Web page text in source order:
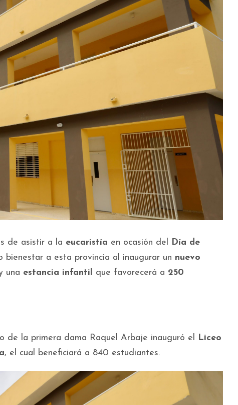
de asistir a la eucaristía en ocasión del Día de
bienestar a esta provincia al inaugurar un nuevo
una estancia infantil que favorecerá a 250
de la primera dama Raquel Arbaje inauguró el Liceo
, el cual beneficiará a 840 estudiantes.